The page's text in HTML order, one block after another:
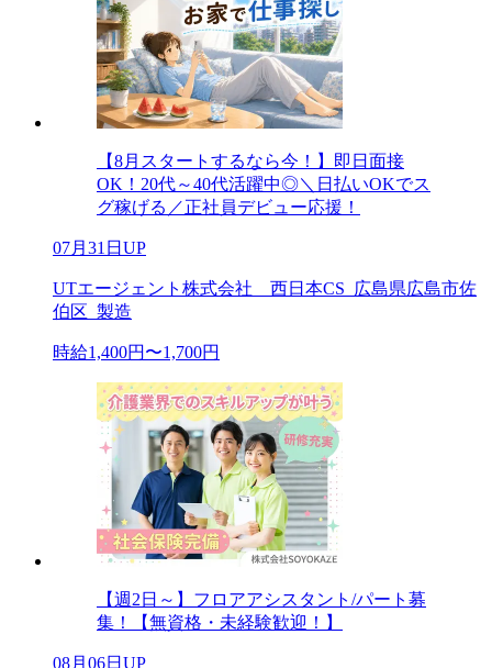
【8月スタートするなら今！】即日面接
OK！20代～40代活躍中◎＼日払いOKでス
グ稼げる／正社員デビュー応援！
07月31日UP
UTエージェント株式会社 西日本CS_広島県広島市佐
伯区_製造
時給1,400円〜1,700円
【週2日～】フロアアシスタント/パート募
集！【無資格・未経験歓迎！】
08月06日UP